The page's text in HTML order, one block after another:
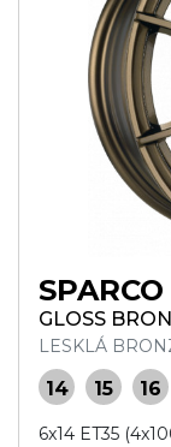
GLOSS
LESKLÁ
14 15 16
6x14 ET35